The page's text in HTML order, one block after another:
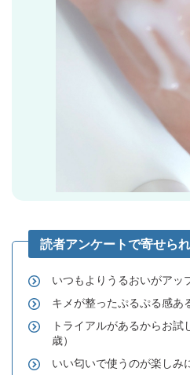
いつもよりうるおいがアッ
キメが整ったぷるぷる感あ
トライアルがあるからお試
歳）
いい匂いで使うのが楽しみ